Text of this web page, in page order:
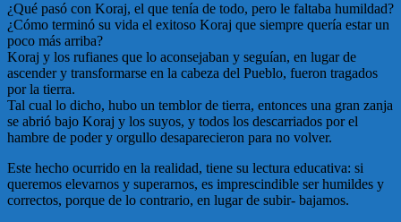
¿Qué pasó con Koraj, el que tenía de todo, pero le faltaba humildad?
¿Cómo terminó su vida el exitoso Koraj que siempre quería estar un
poco más arriba?
Koraj y los rufianes que lo aconsejaban y seguían, en lugar de
ascender y transformarse en la cabeza del Pueblo, fueron tragados
por la tierra.
Tal cual lo dicho, hubo un temblor de tierra, entonces una gran zanja
se abrió bajo Koraj y los suyos, y todos los descarriados por el
hambre de poder y orgullo desaparecieron para no volver.
Este hecho ocurrido en la realidad, tiene su lectura educativa: si
queremos elevarnos y superarnos, es imprescindible ser humildes y
correctos, porque de lo contrario, en lugar de subir- bajamos.